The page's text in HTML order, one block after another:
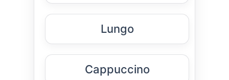
Lungo
Cappuccino